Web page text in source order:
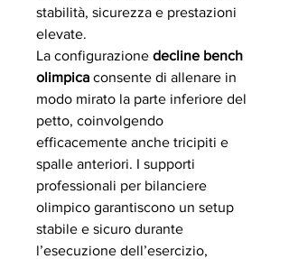
stabilità, sicurezza e prestazioni
elevate.
La configurazione decline bench
olimpica consente di allenare in
modo mirato la parte inferiore del
petto, coinvolgendo
efficacemente anche tricipiti e
spalle anteriori. I supporti
professionali per bilanciere
olimpico garantiscono un setup
stabile e sicuro durante
l’esecuzione dell’esercizio,